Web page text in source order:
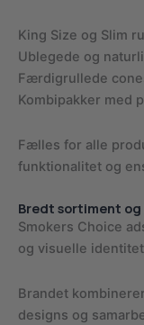
King Size og Slim
Ublegede og
Færdigrullede
Kombipakker med
Fælles for alle
funktionalitet og
Bredt sortiment
Smokers Choice
og visuelle
Brandet
designs og